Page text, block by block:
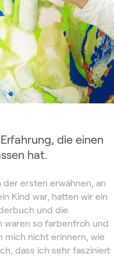
die einen
hat.
ersten erwähnen, an
Kind war, hatten wir ein
und die
waren so farbenfroh und
mich nicht erinnern, wie
dass ich sehr fasziniert